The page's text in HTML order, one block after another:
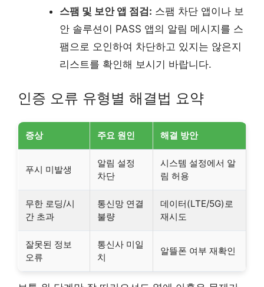
스팸 및 보안 앱 점검: 스팸 차단 앱이나 보
안 솔루션이 PASS 앱의 알림 메시지를 스
팸으로 오인하여 차단하고 있지는 않은지
리스트를 확인해 보시기 바랍니다.
인증 오류 유형별 해결법 요약
증상 주요 원인 해결 방안
푸시 미발생
알림 설정
차단
시스템 설정에서 알
림 허용
무한 로딩/시
간 초과
통신망 연결
불량
데이터(LTE/5G)로
재시도
잘못된 정보
오류
통신사 미일
치
알뜰폰 여부 재확인